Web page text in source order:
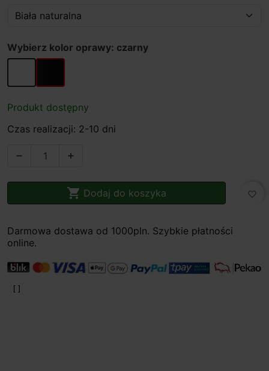
Wybierz kolor oprawy: czarny
biały czarny
Produkt dostępny
Czas realizacji: 2-10 dni
 
 Dodaj do koszyka favorite_border
Darmowa dostawa od 1000pln. Szybkie płatności
online.